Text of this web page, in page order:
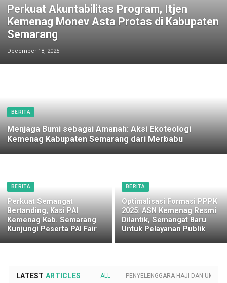
Perkuat Akuntabilitas Program, Itjen
Kemenag Monev Asta Protas di Kabupaten
Semarang
December 18, 2025
BERITA
Menjaga Bumi sebagai Amanah: Aksi Ekoteologi
Kemenag Kabupaten Semarang dari Merbabu
BERITA
Perkuat Semangat
Bertanding, Kasi PAI
Kemenag Kab. Semarang
Kunjungi Peserta PAI Fair
BERITA
Optimalisasi Formasi PPPK
2025: ASN Kemenag Resmi
Dilantik, Semangat Baru
Untuk Pelayanan Publik
LATEST ARTICLES ALL PENYELENGGARA HAJI DAN UMROH